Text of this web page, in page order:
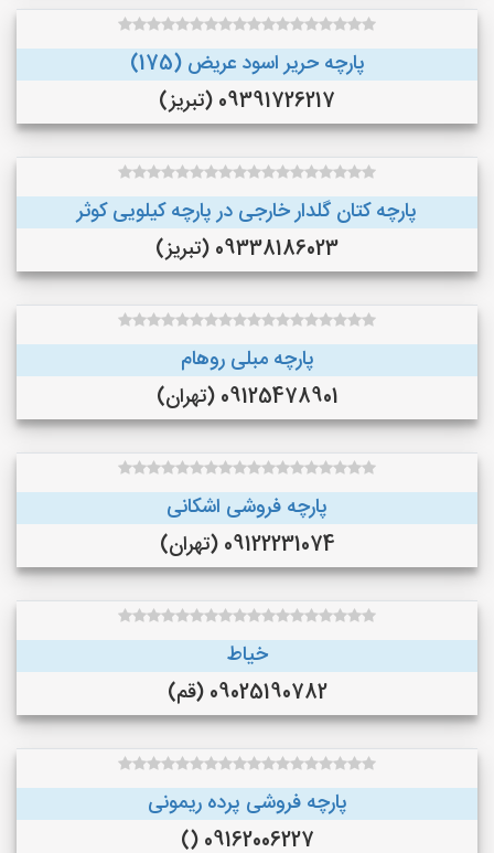
پارچه حریر اسود عریض (175)
09391726217 (تبریز)
پارچه کتان گلدار خارجی در پارچه کیلویی کوثر
09338186023 (تبریز)
پارچه مبلی روهام
09125478901 (تهران)
پارچه فروشی اشکانی
09122231074 (تهران)
خیاط
09025190782 (قم)
پارچه فروشی پرده ریمونی
09162006227 ()